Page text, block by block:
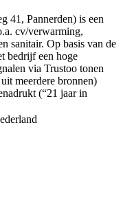
41, Pannerden) is een
cv/verwarming,
sanitair. Op basis van de
bedrijf een hoge
via Trustoo tonen
meerdere bronnen)
(“21 jaar in